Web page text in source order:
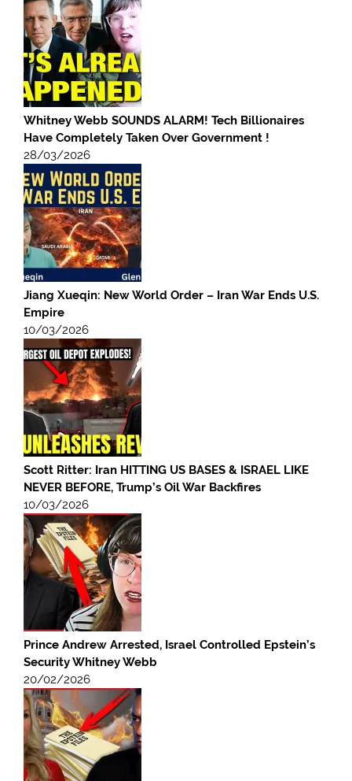
Whitney Webb SOUNDS ALARM! Tech Billionaires
Have Completely Taken Over Government !
28/03/2026
Jiang Xueqin: New World Order – Iran War Ends U.S.
Empire
10/03/2026
Scott Ritter: Iran HITTING US BASES & ISRAEL LIKE
NEVER BEFORE, Trump’s Oil War Backfires
10/03/2026
Prince Andrew Arrested, Israel Controlled Epstein’s
Security Whitney Webb
20/02/2026